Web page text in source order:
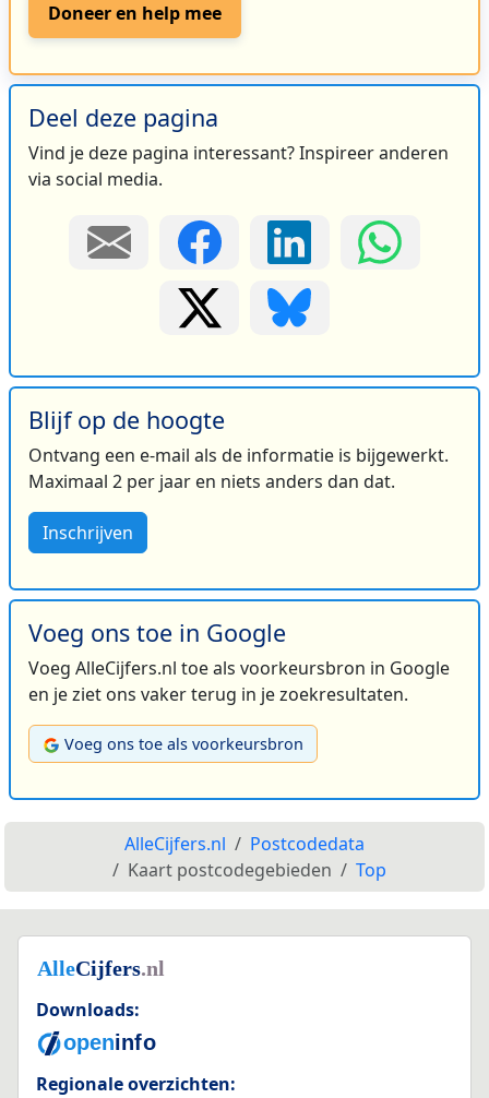
Doneer en help mee
Deel deze pagina
Vind je deze pagina interessant? Inspireer anderen
via social media.
Blijf op de hoogte
Ontvang een e-mail als de informatie is bijgewerkt.
Maximaal 2 per jaar en niets anders dan dat.
Inschrijven
Voeg ons toe in Google
Voeg AlleCijfers.nl toe als voorkeursbron in Google
en je ziet ons vaker terug in je zoekresultaten.
Voeg ons toe als voorkeursbron
AlleCijfers.nl
Postcodedata
Kaart postcodegebieden
Top
Downloads:
Regionale overzichten: